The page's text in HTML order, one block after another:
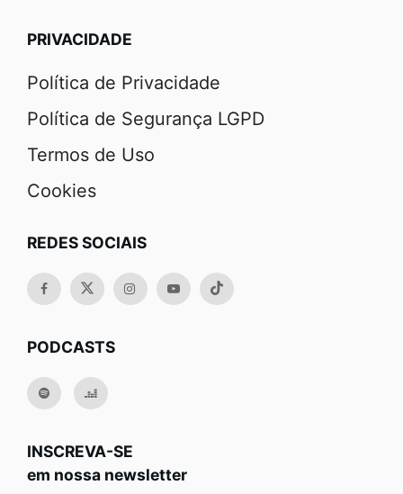
PRIVACIDADE
Política de Privacidade
Política de Segurança LGPD
Termos de Uso
Cookies
REDES SOCIAIS
PODCASTS
INSCREVA-SE
em nossa newsletter